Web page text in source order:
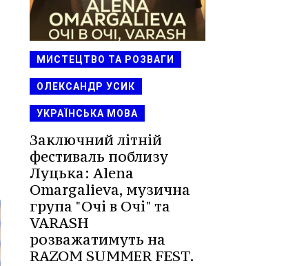
МИСТЕЦТВО ТА РОЗВАГИ
ОЛЕКСАНДР УСИК
УКРАЇНСЬКА МОВА
Заключний літній
фестиваль поблизу
Луцька: Alena
Omargalieva, музична
група "Очі в Очі" та
VARASH
розважатимуть на
RAZOM SUMMER FEST.